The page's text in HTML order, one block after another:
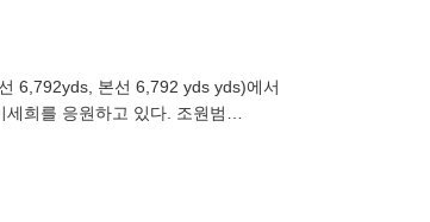
6,792yds, 본선 6,792 yds yds)에서
희를 응원하고 있다. 조원범